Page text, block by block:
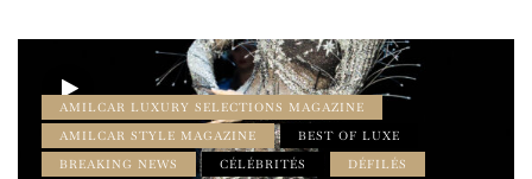
AMILCAR LUXURY SELECTIONS MAGAZINE
AMILCAR STYLE MAGAZINE
BEST OF LUXE
BREAKING NEWS
CÉLÉBRITÉS
DÉFILÉS